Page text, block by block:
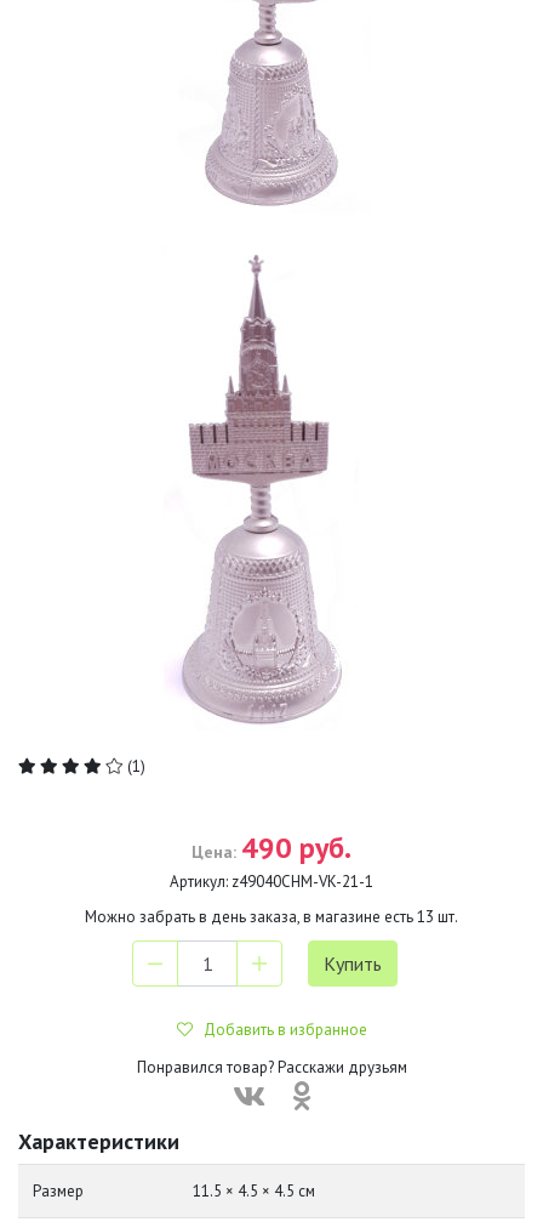
(1)
Цена: 490 руб.
Артикул: z49040CHM-VK-21-1
Можно забрать в день заказа, в магазине есть13 шт.
Добавить в избранное
Понравился товар? Расскажи друзьям
Характеристики
Размер 11.5 × 4.5 × 4.5 см